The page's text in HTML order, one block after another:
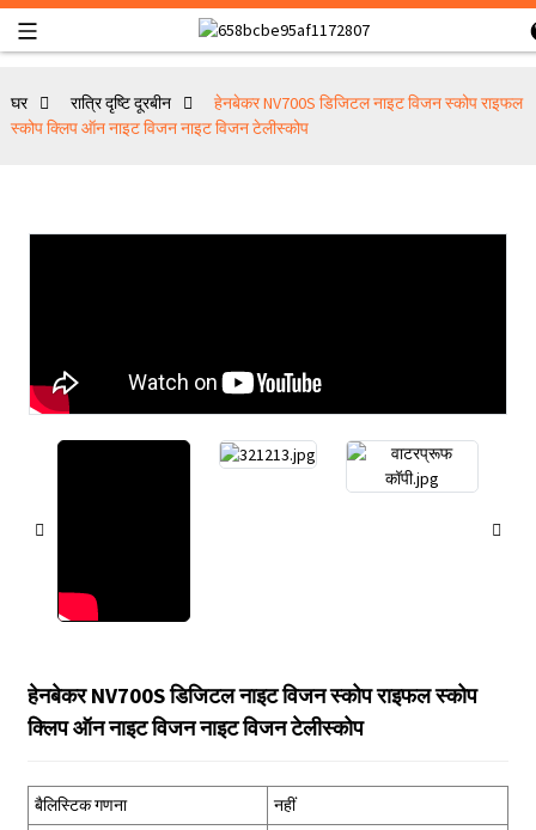
घर रात्रि दृष्टि दूरबीन
हेनबेकर NV700S डिजिटल नाइट विजन स्कोप राइफल
स्कोप क्लिप ऑन नाइट विजन नाइट विजन टेलीस्कोप
हेनबेकर NV700S डिजिटल नाइट विजन स्कोप राइफल स्कोप
क्लिप ऑन नाइट विजन नाइट विजन टेलीस्कोप
बैलिस्टिक गणना
नहीं